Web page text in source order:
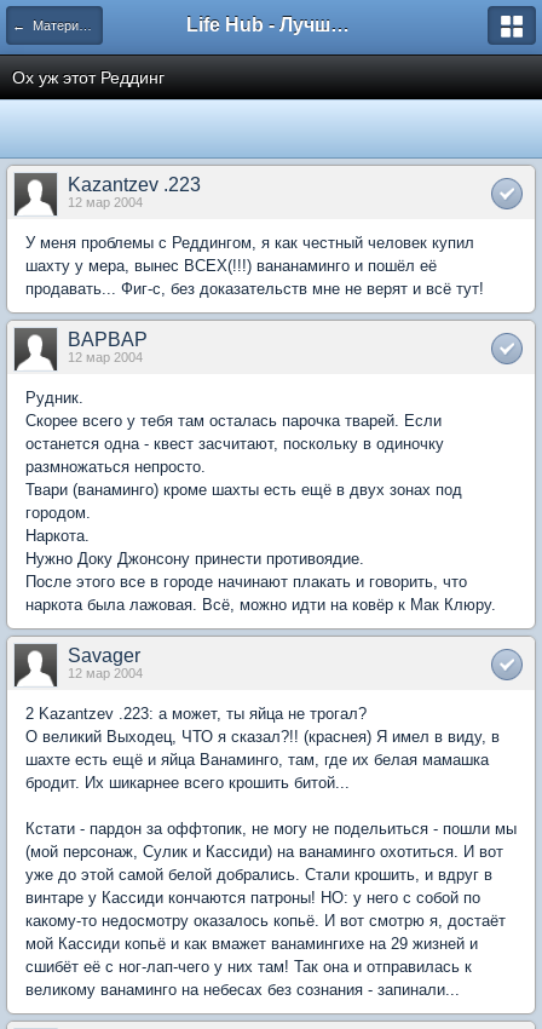
← Материал для FAQ по Fallout 2 Life Hub - Лучшие компьютерные игры мира
Ох уж этот Реддинг
Kazantzev .223
12 мар 2004
У меня проблемы с Реддингом, я как честный человек купил
шахту у мера, вынес ВСЕХ(!!!) вананаминго и пошёл её
продавать... Фиг-с, без доказательств мне не верят и всё тут!
BAPBAP
12 мар 2004
Рудник.
Скорее всего у тебя там осталась парочка тварей. Если
останется одна - квест засчитают, поскольку в одиночку
размножаться непросто.
Твари (ванаминго) кроме шахты есть ещё в двух зонах под
городом.
Наркота.
Нужно Доку Джонсону принести противоядие.
После этого все в городе начинают плакать и говорить, что
наркота была лажовая. Всё, можно идти на ковёр к Мак Клюру.
Savager
12 мар 2004
2 Kazantzev .223: а может, ты яйца не трогал?
О великий Выходец, ЧТО я сказал?!! (краснея) Я имел в виду, в
шахте есть ещё и яйца Ванаминго, там, где их белая мамашка
бродит. Их шикарнее всего крошить битой...
Кстати - пардон за оффтопик, не могу не подельиться - пошли мы
(мой персонаж, Сулик и Кассиди) на ванаминго охотиться. И вот
уже до этой самой белой добрались. Стали крошить, и вдруг в
винтаре у Кассиди кончаются патроны! НО: у него с собой по
какому-то недосмотру оказалось копьё. И вот смотрю я, достаёт
мой Кассиди копьё и как вмажет ванамингихе на 29 жизней и
сшибёт её с ног-лап-чего у них там! Так она и отправилась к
великому ванаминго на небесах без сознания - запинали...